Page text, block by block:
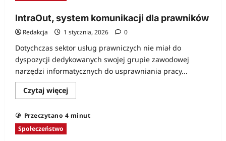
IntraOut, system komunikacji dla prawników
Redakcja 1 stycznia, 2026 0
Dotychczas sektor usług prawniczych nie miał do
dyspozycji dedykowanych swojej grupie zawodowej
narzędzi informatycznych do usprawniania pracy...
Czytaj więcejDowiedz
się
o
IntraOut,
Przeczytano 4 minut
Społeczeństwo